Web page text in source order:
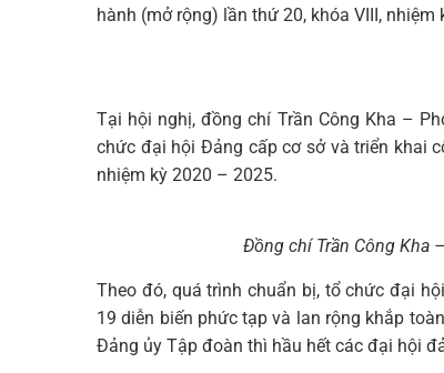
hành (mở rộng) lần thứ 20, khóa VIII,
Tại hội nghị, đồng chí Trần Công Kha –
chức đại hội Đảng cấp cơ sở và triển khai
nhiệm kỳ 2020 – 2025.
Đồng chí Trần Công Kha
Theo đó, quá trình chuẩn bị, tổ chức đại
19 diễn biến phức tạp và lan rộng khắp
Đảng ủy Tập đoàn thì hầu hết các đại hội